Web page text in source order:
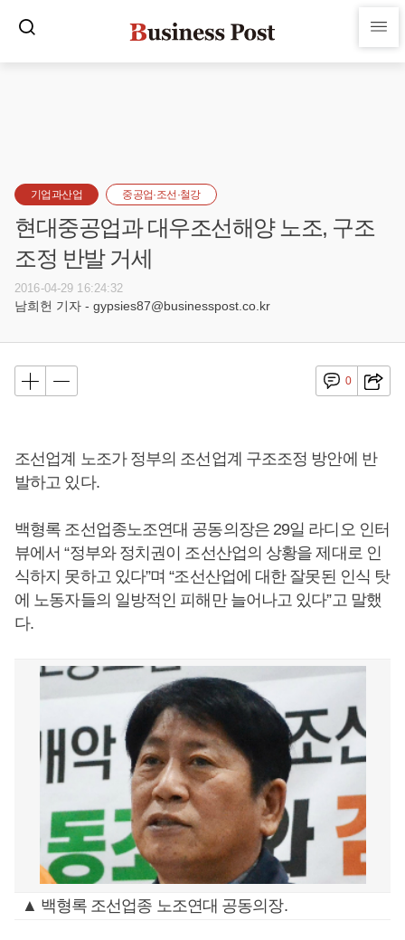
기업과산업 중공업·조선·철강
현대중공업과 대우조선해양 노조, 구조
조정 반발 거세
2016-04-29 16:24:32
남희헌 기자 - gypsies87@businesspost.co.kr
0
조선업계 노조가 정부의 조선업계 구조조정 방안에 반
발하고 있다.
백형록 조선업종노조연대 공동의장은 29일 라디오 인터
뷰에서 “정부와 정치권이 조선산업의 상황을 제대로 인
식하지 못하고 있다”며 “조선산업에 대한 잘못된 인식 탓
에 노동자들의 일방적인 피해만 늘어나고 있다”고 말했
다.
▲ 백형록 조선업종 노조연대 공동의장.